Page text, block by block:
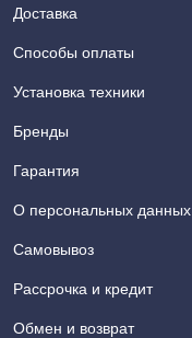
Доставка
Способы оплаты
Установка техники
Бренды
Гарантия
О персональных данных
Самовывоз
Рассрочка и кредит
Обмен и возврат